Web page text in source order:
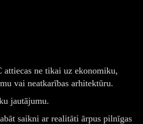
attiecas ne tikai uz ekonomiku,
vai neatkarības arhitektūru.
jautājumu.
saikni ar realitāti ārpus pilnīgas